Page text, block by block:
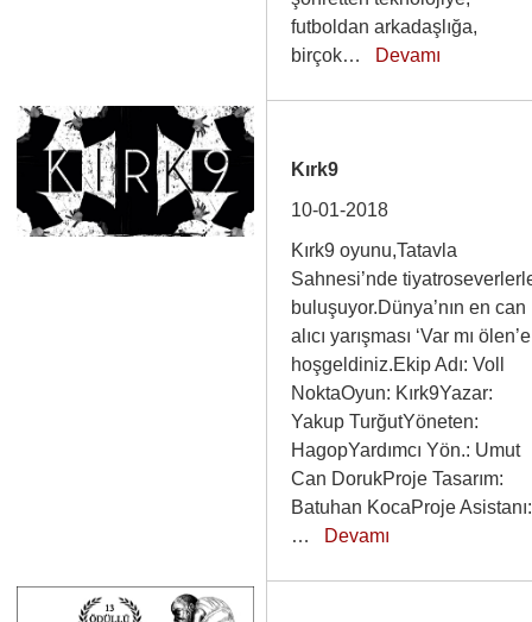
futboldan arkadaşlığa,
birçok… Devamı
Kırk9
10-01-2018
Kırk9 oyunu,Tatavla
Sahnesi’nde
buluşuyor.Dünya’nın en can
alıcı yarışması ‘Var mı ölen’e
hoşgeldiniz.Ekip Adı: Voll
NoktaOyun: Kırk9Yazar:
Yakup TurğutYöneten:
HagopYardımcı Yön.: Umut
Can DorukProje Tasarım:
Batuhan KocaProje Asistanı:
… Devamı